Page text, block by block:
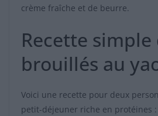
crème fraîche et de beurre.
Recette simple
brouillés au
Voici une recette pour deux
petit-déjeuner riche en protéines :